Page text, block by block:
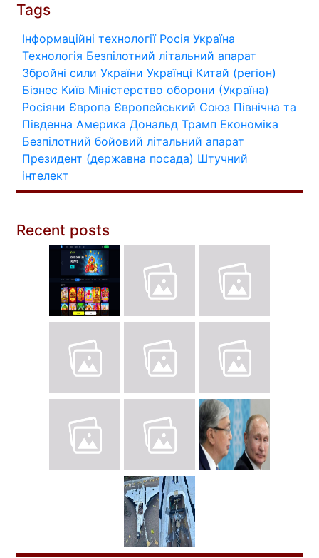
Tags
Інформаційні технології Росія Україна
Технологія Безпілотний літальний апарат
Збройні сили України Українці Китай (регіон)
Бізнес Київ Міністерство оборони (Україна)
Росіяни Європа Європейський Союз Північна та
Південна Америка Дональд Трамп Економіка
Безпілотний бойовий літальний апарат
Президент (державна посада) Штучний
інтелект
Recent posts